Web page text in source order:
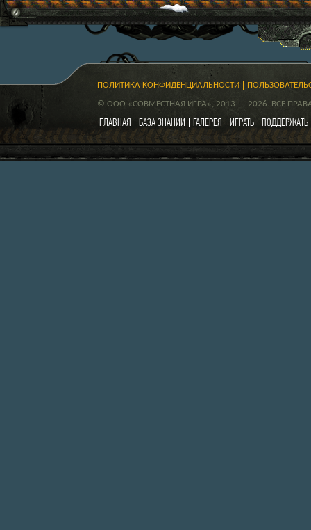
ПОЛИТИКА КОНФИДЕНЦИАЛЬНОСТИ
© ООО «СОВМЕСТНАЯ ИГРА», 2013 — 2026. ВСЕ
ГЛАВНАЯ БАЗА ЗНАНИЙ ГАЛЕРЕЯ ИГРАТЬ ПОДДЕРЖАТЬ